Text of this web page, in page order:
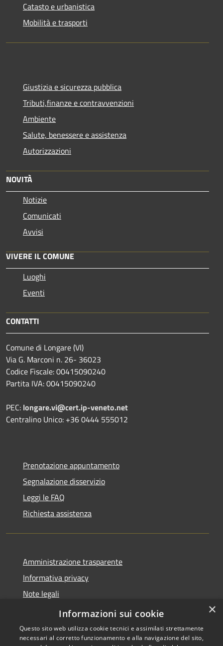
Catasto e urbanistica
Mobilità e trasporti
Giustizia e sicurezza pubblica
Tributi,finanze e contravvenzioni
Ambiente
Salute, benessere e assistenza
Autorizzazioni
NOVITÀ
Notizie
Comunicati
Avvisi
VIVERE IL COMUNE
Luoghi
Eventi
CONTATTI
Comune di Longare (VI)
Via G. Marconi n. 26- 36023
Codice Fiscale: 00415090240
Partita IVA: 00415090240
PEC: longare.vi@cert.ip-veneto.net
Centralino Unico: +36 0444 555012
Prenotazione appuntamento
Segnalazione disservizio
Leggi le FAQ
Richiesta assistenza
Amministrazione trasparente
Informativa privacy
Note legali
Dichiarazione di accessibilità
×
Informazioni sui cookie
Questo sito web utilizza cookie tecnici e assimilati strettamente
necessari al corretto funzionamento e alla navigazione del sito,